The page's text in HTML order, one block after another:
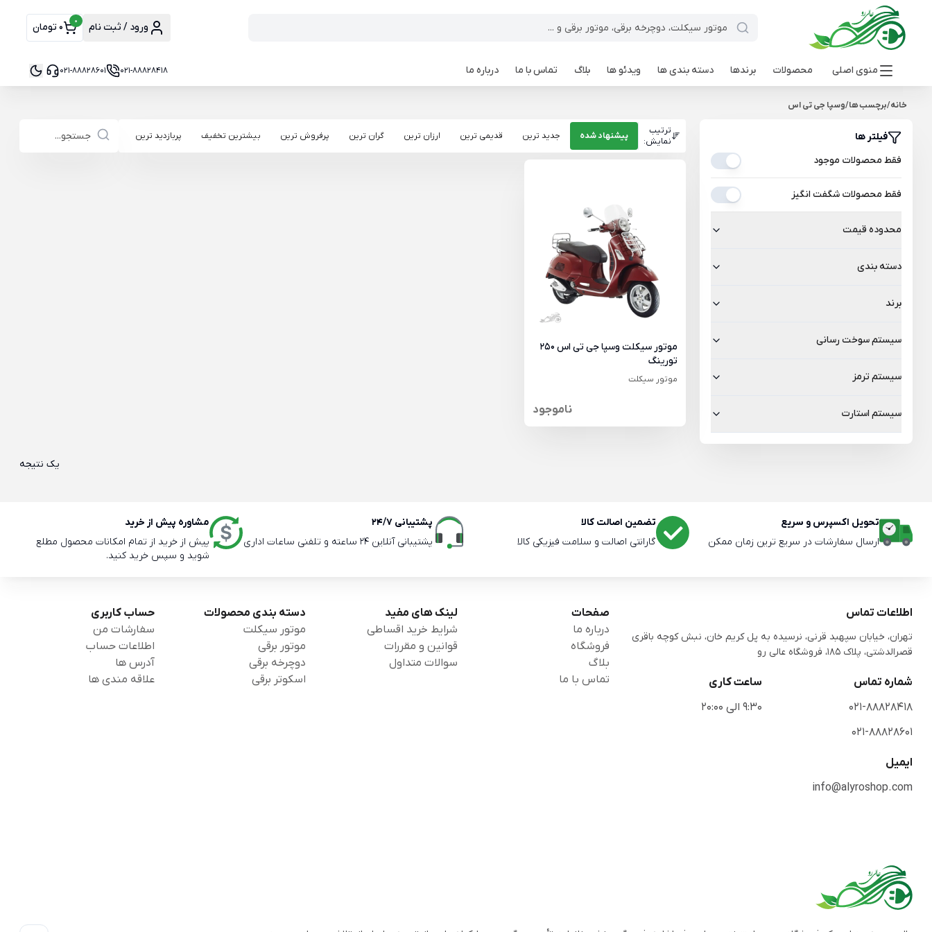
ورود / ثبت نام 0 0 تومان
منوی اصلی محصولات برندها دسته بندی ها ویدئو ها بلاگ تماس با ما درباره ما 021-88828418
021-88828601
خانه/برچسب ها/وسپا جی تی اس
فیلتر ها
فقط محصولات موجود
فقط محصولات شگفت انگیز
محدوده قیمت
دسته بندی
برند
سیستم سوخت رسانی
سیستم ترمز
سیستم استارت
ترتیب
نمایش:
پیشنهاد شده جدید ترین قدیمی ترین ارزان ترین گران ترین پرفروش ترین بیشترین تخفیف پربازدید ترین
موتور سیکلت وسپا جی تی اس 250
تورینگ
موتور سیکلت
ناموجود
یک نتیجه
تحویل اکسپرس و سریع
ارسال سفارشات در سریع ترین زمان ممکن
تضمین اصالت کالا
گارانتی اصالت و سلامت فیزیکی کالا
پشتیبانی 24/7
پشتیبانی آنلاین 24 ساعته و تلفنی ساعات اداری
مشاوره پیش از خرید
پیش از خرید از تمام امکانات محصول مطلع
شوید و سپس خرید کنید.
اطلاعات تماس
تهران، خیابان سپهبد قرنی، نرسیده به پل کریم خان، نبش کوچه باقری
قصرالدشتی،‌ پلاک 185، فروشگاه عالی رو
شماره تماس
021-88828418
021-88828601
ساعت کاری
9:30 الی 20:00
ایمیل
info@alyroshop.com
صفحات
درباره ما
فروشگاه
بلاگ
تماس با ما
لینک های مفید
شرایط خرید اقساطی
قوانین و مقررات
سوالات متداول
دسته بندی محصولات
موتور سیکلت
موتور برقی
دوچرخه برقی
اسکوتر برقی
حساب کاربری
سفارشات من
اطلاعات حساب
آدرس ها
علاقه مندی ها